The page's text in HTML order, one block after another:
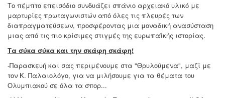
Το πέμπτο επεισόδιο συνδυάζει σπάνιο αρχειακό υλικό με
μαρτυρίες πρωταγωνιστών από όλες τις πλευρές των
διαπραγματεύσεων, προσφέροντας μια μοναδική ανασύσταση
μιας από τις πιο κρίσιμες στιγμές της ευρωπαϊκής ιστορίας.
Τα σύκα σύκα και την σκάφη σκάφη!
-Παρασκευή και σας περιμένουμε στα "Θρυλούμενα", μαζί με
τον Κ. Παλαιολόγο, για να μιλήσουμε για τα θέματα του
Ολυμπιακού σε όλα τα σπορ...